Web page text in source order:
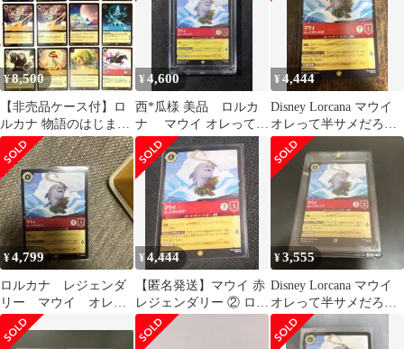
¥8,500
【非売品ケース付】ロ
ルカナ 物語のはじまり
291枚 まとめ売り レア
多数
¥4,600
西*瓜様 美品 ロルカ
ナ マウイ オレって半
サメだろ？
¥4,444
Disney Lorcana マウイ
オレって半サメだろ？
124/204
¥4,799
ロルカナ レジェンダ
リー マウイ オレっ
て半サメだろ？
¥4,444
【匿名発送】マウイ 赤
レジェンダリー ② ロル
カナ
¥3,555
Disney Lorcana マウイ
オレって半サメだろ？
124/204